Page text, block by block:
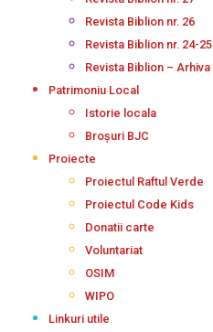
Revista Biblion nr. 26
Revista Biblion nr. 24-25
Revista Biblion – Arhiva
Patrimoniu Local
Istorie locala
Broșuri BJC
Proiecte
Proiectul Raftul Verde
Proiectul Code Kids
Donatii carte
Voluntariat
OSIM
WIPO
Linkuri utile